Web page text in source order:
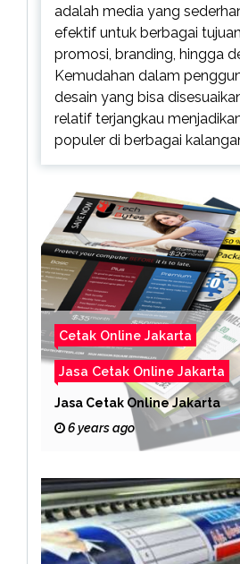
adalah media yang
efektif untuk berbagai
promosi, branding, hingga
Kemudahan dalam
desain yang bisa
relatif terjangkau
populer di berbagai
Cetak Online Jakarta
Jasa Cetak Online Jakarta
Jasa Cetak Online Jakarta
6 years ago